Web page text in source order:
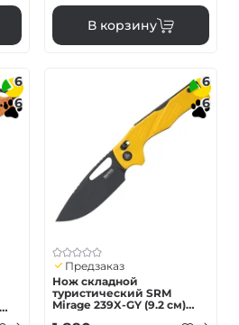
В корзину
6
6
6
6
Предзаказ
Нож складной
туристический SRM
Mirage 239X-GY (9.2 см)